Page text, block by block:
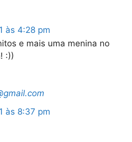
às 4:28 pm
e mais uma menina no
:))
às 8:37 pm